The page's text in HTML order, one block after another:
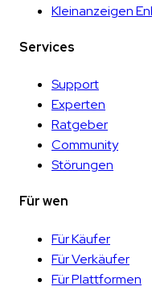
Kleinanzeigen
Services
Support
Experten
Ratgeber
Community
Störungen
Für wen
Für Käufer
Für Verkäufer
Für Plattformen